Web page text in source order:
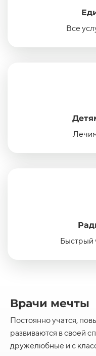
Все
Быстрый
Врачи мечты
Постоянно учатся,
развиваются в своей
дружелюбные и с